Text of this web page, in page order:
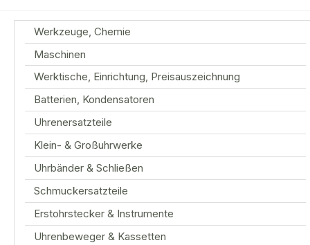
Werkzeuge, Chemie
Maschinen
Werktische, Einrichtung, Preisauszeichnung
Batterien, Kondensatoren
Uhrenersatzteile
Klein- & Großuhrwerke
Uhrbänder & Schließen
Schmuckersatzteile
Erstohrstecker & Instrumente
Uhrenbeweger & Kassetten